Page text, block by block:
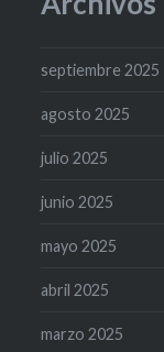
septiembre 2025
agosto 2025
julio 2025
junio 2025
mayo 2025
abril 2025
marzo 2025